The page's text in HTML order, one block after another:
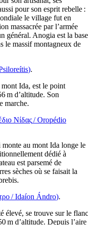
pour son esprit rebelle :
le village fut en
massacrée par l’armée
général. Anogia est la base
le massif montagneux de
).
Ida, est le point
m d’altitude. Son
marche.
Νίδας/Oropédio
au mont Ida longe le
dédié à
est parsemé de
sèches où se faisait la
/Idaíon Ándro).
élevé, se trouve sur le flanc
m d’altitude. Depuis l’aire